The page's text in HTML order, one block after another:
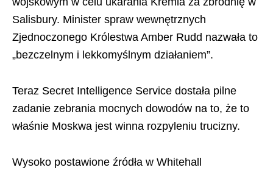
Salisbury. Minister spraw wewnętrznych
Zjednoczonego Królestwa Amber Rudd nazwała to
„bezczelnym i lekkomyślnym działaniem”.
Teraz Secret Intelligence Service dostała pilne
zadanie zebrania mocnych dowodów na to, że to
właśnie Moskwa jest winna rozpyleniu trucizny.
Wysoko postawione źródła w Whitehall